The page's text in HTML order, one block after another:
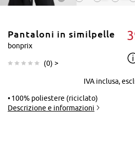
Pantaloni in similpelle
bonprix
(0) >
IVA inclusa,
100% poliestere (riciclato)
Descrizione e informazioni